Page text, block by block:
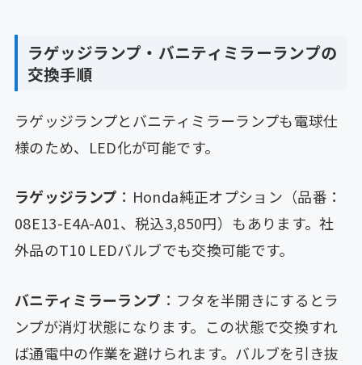
ラゲッジランプ・バニティミラーランプの
交換手順
ラゲッジランプとバニティミラーランプも電球仕
様のため、LED化が可能です。
ラゲッジランプ ：Honda純正オプション（品番：
08E13-E4A-A01、税込3,850円）もあります。社
外品のT10 LEDバルブでも交換可能です。
バニティミラーランプ ：フタを半開きにするとラ
ンプが消灯状態になります。この状態で交換すれ
ば通電中の作業を避けられます。バルブを引き抜